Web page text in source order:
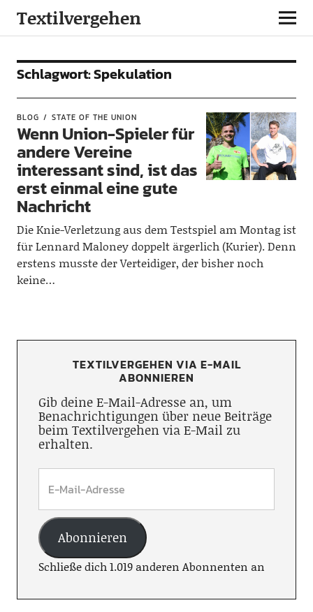
Textilvergehen
Schlagwort:Spekulation
BLOG STATE OF THE UNION
Wenn Union-Spieler für
andere Vereine
interessant sind, ist das
erst einmal eine gute
Nachricht
Die Knie-Verletzung aus dem Testspiel am Montag ist
für Lennard Maloney doppelt ärgerlich (Kurier). Denn
erstens musste der Verteidiger, der bisher noch
keine…
TEXTILVERGEHEN VIA E-MAIL
ABONNIEREN
Gib deine E-Mail-Adresse an, um
Benachrichtigungen über neue Beiträge
beim Textilvergehen via E-Mail zu
erhalten.
Abonnieren
Schließe dich 1.019 anderen Abonnenten an